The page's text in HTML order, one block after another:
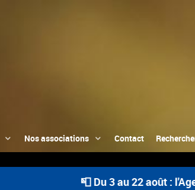
Nos associations Contact
📮 Du 3 au 22 août : l'Agence